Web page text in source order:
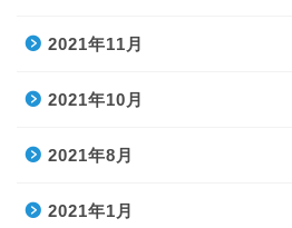
2021年11月
2021年10月
2021年8月
2021年1月